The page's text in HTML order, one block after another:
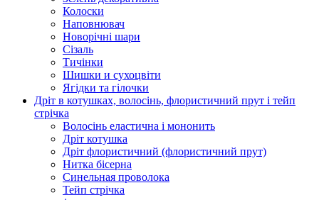
Колоски
Наповнювач
Новорічні шари
Сізаль
Тичінки
Шишки и сухоцвіти
Ягідки та гілочки
Дріт в котушках, волосінь, флористичний прут і тейп
стрічка
Волосінь еластична і мононить
Дріт котушка
Дріт флористичний (флористичний прут)
Нитка бісерна
Синельная проволока
Тейп стрічка